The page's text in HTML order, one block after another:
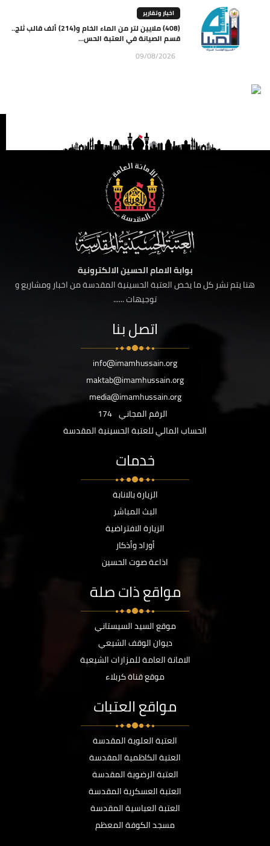
اخبار وتقارير
(408) ملايين لتر من الماء الخام و(214) ألف قالب ثلج..
قسم الصيانة في العتبة الحس...
09/08/2026
بوابة الامام الحسين الالكترونية
هنا يتم نشر كل ما يخص العتبة الحسينية المقدسة من اخبار ومشاريع و
توجيهات ......
اتصل بنا
info@imamhussain.org
maktab@imamhussain.org
media@imamhussain.org
الرقم المجاني 174
الحساب المالي للعتبة الحسينية المقدسة
خدمات
الزيارة بالانابة
البث المباشر
الزيارة الافتراضية
أوراد وأذكار
اذاعة صوت الحسين
مواقع ذات صلة
موقع السيد السيستاني
ديوان الوقف الشيعي
الامانة العامة للمزارات الشيعية
موقع قناة كربلاء
مواقع العتبات
العتبة العلوية المقدسة
العتبة الكاظمية المقدسة
العتبة الرضوية المقدسة
العتبة العسكرية المقدسة
العتبة العباسية المقدسة
مسجد الكوفة المعظم